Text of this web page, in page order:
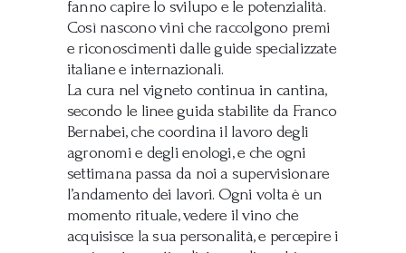
fanno capire lo svilupo e le potenzialità.
Così nascono vini che raccolgono premi
e riconoscimenti dalle guide specializzate
italiane e internazionali.
La cura nel vigneto continua in cantina,
secondo le linee guida stabilite da Franco
Bernabei, che coordina il lavoro degli
agronomi e degli enologi, e che ogni
settimana passa da noi a supervisionare
l’andamento dei lavori. Ogni volta è un
momento rituale, vedere il vino che
acquisisce la sua personalità, e percepire i